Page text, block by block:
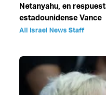
Netanyahu, en
estadounidense Vance
All Israel News Staff